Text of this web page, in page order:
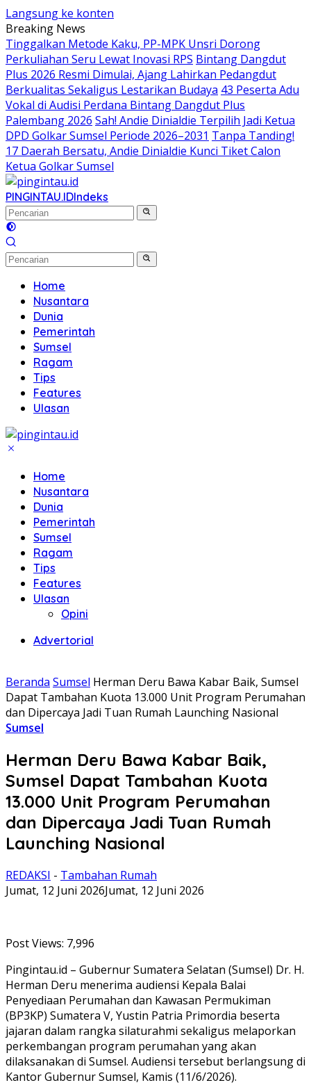
Langsung ke konten
Breaking News
Tinggalkan Metode Kaku, PP-MPK Unsri Dorong
Perkuliahan Seru Lewat Inovasi RPS Bintang Dangdut
Plus 2026 Resmi Dimulai, Ajang Lahirkan Pedangdut
Berkualitas Sekaligus Lestarikan Budaya 43 Peserta Adu
Vokal di Audisi Perdana Bintang Dangdut Plus
Palembang 2026 Sah! Andie Dinialdie Terpilih Jadi Ketua
DPD Golkar Sumsel Periode 2026–2031 Tanpa Tanding!
17 Daerah Bersatu, Andie Dinialdie Kunci Tiket Calon
Ketua Golkar Sumsel
PINGINTAU.IDIndeks
Home
Nusantara
Dunia
Pemerintah
Sumsel
Ragam
Tips
Features
Ulasan
Home
Nusantara
Dunia
Pemerintah
Sumsel
Ragam
Tips
Features
Ulasan
Opini
Advertorial
Beranda Sumsel Herman Deru Bawa Kabar Baik, Sumsel
Dapat Tambahan Kuota 13.000 Unit Program Perumahan
dan Dipercaya Jadi Tuan Rumah Launching Nasional
Sumsel
Herman Deru Bawa Kabar Baik,
Sumsel Dapat Tambahan Kuota
13.000 Unit Program Perumahan
dan Dipercaya Jadi Tuan Rumah
Launching Nasional
REDAKSI - Tambahan Rumah
Jumat, 12 Juni 2026Jumat, 12 Juni 2026
Post Views: 7,996
Pingintau.id – Gubernur Sumatera Selatan (Sumsel) Dr. H.
Herman Deru menerima audiensi Kepala Balai
Penyediaan Perumahan dan Kawasan Permukiman
(BP3KP) Sumatera V, Yustin Patria Primordia beserta
jajaran dalam rangka silaturahmi sekaligus melaporkan
perkembangan program perumahan yang akan
dilaksanakan di Sumsel. Audiensi tersebut berlangsung di
Kantor Gubernur Sumsel, Kamis (11/6/2026).